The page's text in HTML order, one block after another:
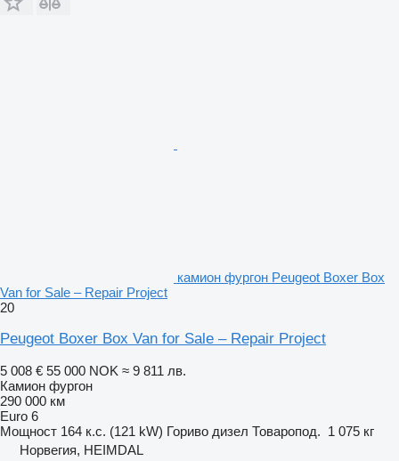
камион фургон Peugeot Boxer Box
Van for Sale – Repair Project
20
Peugeot Boxer Box Van for Sale – Repair Project
5 008 € 55 000 NOK ≈ 9 811 лв.
Камион фургон
290 000 км
Euro 6
Мощност 164 к.с. (121 kW) Гориво дизел Товаропод. 1 075 кг
Норвегия, HEIMDAL